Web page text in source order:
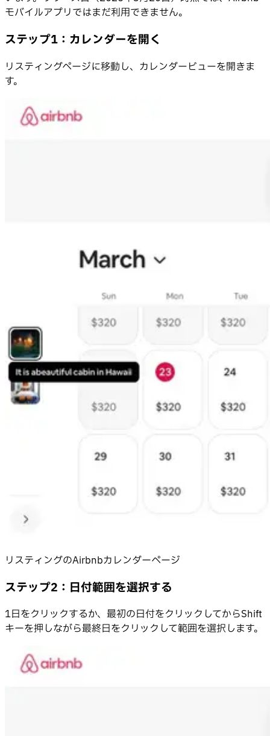
モバイルアプリではまだ利用できません。
ステップ1：カレンダーを開く
リスティングページに移動し、カレンダービューを開きま
す。
リスティングのAirbnbカレンダーページ
ステップ2：日付範囲を選択する
1日をクリックするか、最初の日付をクリックしてからShift
キーを押しながら最終日をクリックして範囲を選択します。